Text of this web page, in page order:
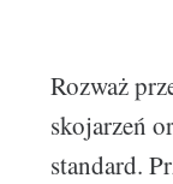
Rozważ
skojarzeń
standard.